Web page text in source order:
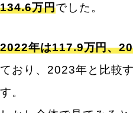
134.6万円でした。
2022年は117.9万円、
ており、2023年と比較
す。